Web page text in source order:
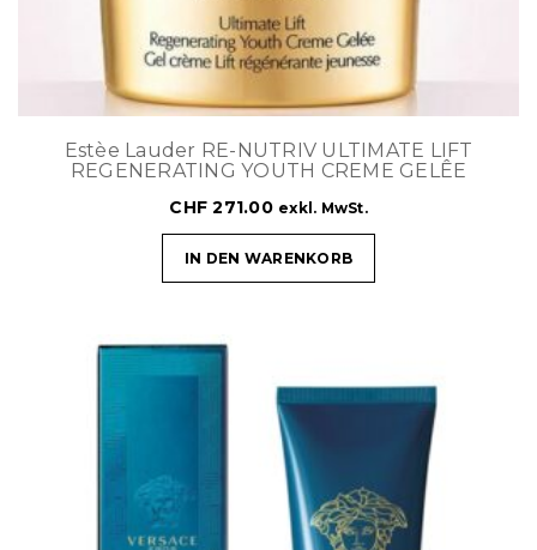
Estèe Lauder RE-NUTRIV ULTIMATE LIFT
REGENERATING YOUTH CREME GELÊE
CHF 271.00 exkl. MwSt.
IN DEN WARENKORB